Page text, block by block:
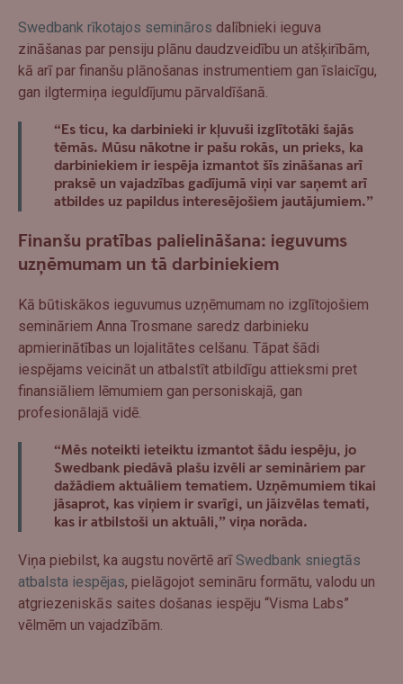
Swedbank rīkotajos semināros dalībnieki ieguva
zināšanas par pensiju plānu daudzveidību un atšķirībām,
kā arī par finanšu plānošanas instrumentiem gan īslaicīgu,
gan ilgtermiņa ieguldījumu pārvaldīšanā.
“Es ticu, ka darbinieki ir kļuvuši izglītotāki šajās
tēmās. Mūsu nākotne ir pašu rokās, un prieks, ka
darbiniekiem ir iespēja izmantot šīs zināšanas arī
praksē un vajadzības gadījumā viņi var saņemt arī
atbildes uz papildus interesējošiem jautājumiem.”
Finanšu pratības palielināšana: ieguvums
uzņēmumam un tā darbiniekiem
Kā būtiskākos ieguvumus uzņēmumam no izglītojošiem
semināriem Anna Trosmane saredz darbinieku
apmierinātības un lojalitātes celšanu. Tāpat šādi
iespējams veicināt un atbalstīt atbildīgu attieksmi pret
finansiāliem lēmumiem gan personiskajā, gan
profesionālajā vidē.
“Mēs noteikti ieteiktu izmantot šādu iespēju, jo
Swedbank piedāvā plašu izvēli ar semināriem par
dažādiem aktuāliem tematiem. Uzņēmumiem tikai
jāsaprot, kas viņiem ir svarīgi, un jāizvēlas temati,
kas ir atbilstoši un aktuāli,” viņa norāda.
Viņa piebilst, ka augstu novērtē arīSwedbank sniegtās
atbalsta iespējas, pielāgojot semināru formātu, valodu un
atgriezeniskās saites došanas iespēju “Visma Labs”
vēlmēm un vajadzībām.